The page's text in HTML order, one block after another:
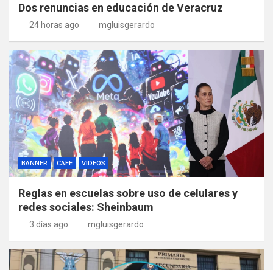
Dos renuncias en educación de Veracruz
24 horas ago mgluisgerardo
BANNER CAFE VIDEOS
Reglas en escuelas sobre uso de celulares y
redes sociales: Sheinbaum
3 días ago mgluisgerardo